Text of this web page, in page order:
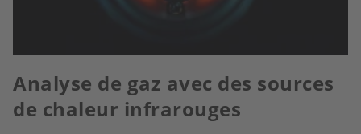
Analyse de gaz avec des sources
de chaleur infrarouges